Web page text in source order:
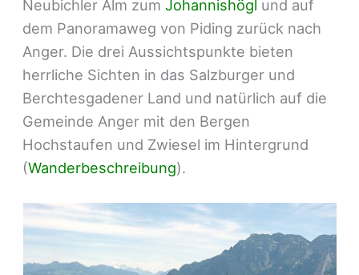
Neubichler Alm zumJohannishögl und auf
dem Panoramaweg von Piding zurück nach
Anger. Die drei Aussichtspunkte bieten
herrliche Sichten in das Salzburger und
Berchtesgadener Land und natürlich auf die
Gemeinde Anger mit den Bergen
Hochstaufen und Zwiesel im Hintergrund
(Wanderbeschreibung).